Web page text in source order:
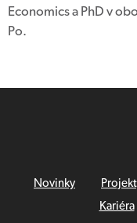
Economics a PhD v
Po.
Novinky
Kariéra